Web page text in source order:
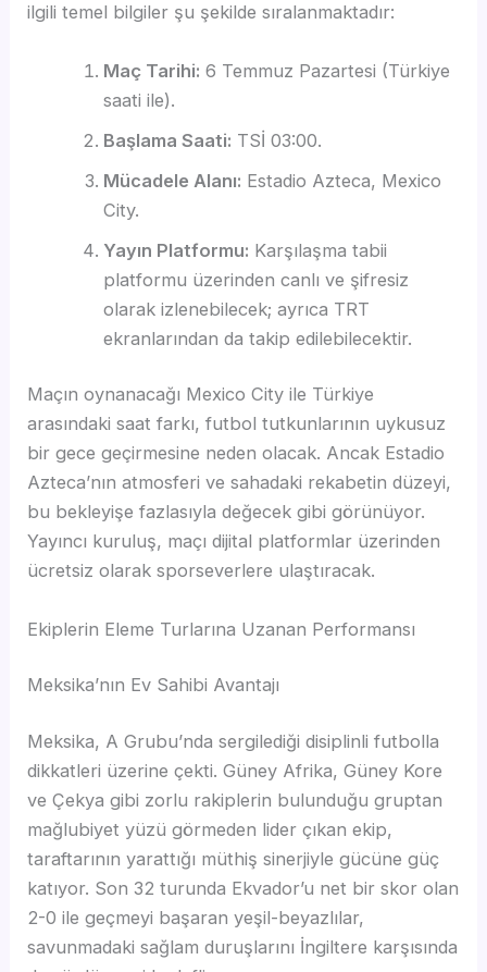
ilgili temel bilgiler şu şekilde sıralanmaktadır:
Maç Tarihi: 6 Temmuz Pazartesi (Türkiye
saati ile).
Başlama Saati: TSİ 03:00.
Mücadele Alanı: Estadio Azteca, Mexico
City.
Yayın Platformu: Karşılaşma tabii
platformu üzerinden canlı ve şifresiz
olarak izlenebilecek; ayrıca TRT
ekranlarından da takip edilebilecektir.
Maçın oynanacağı Mexico City ile Türkiye
arasındaki saat farkı, futbol tutkunlarının uykusuz
bir gece geçirmesine neden olacak. Ancak Estadio
Azteca’nın atmosferi ve sahadaki rekabetin düzeyi,
bu bekleyişe fazlasıyla değecek gibi görünüyor.
Yayıncı kuruluş, maçı dijital platformlar üzerinden
ücretsiz olarak sporseverlere ulaştıracak.
Ekiplerin Eleme Turlarına Uzanan Performansı
Meksika’nın Ev Sahibi Avantajı
Meksika, A Grubu’nda sergilediği disiplinli futbolla
dikkatleri üzerine çekti. Güney Afrika, Güney Kore
ve Çekya gibi zorlu rakiplerin bulunduğu gruptan
mağlubiyet yüzü görmeden lider çıkan ekip,
taraftarının yarattığı müthiş sinerjiyle gücüne güç
katıyor. Son 32 turunda Ekvador’u net bir skor olan
2-0 ile geçmeyi başaran yeşil-beyazlılar,
savunmadaki sağlam duruşlarını İngiltere karşısında